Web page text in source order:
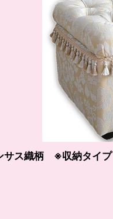
サス織柄 ※収納タイプ